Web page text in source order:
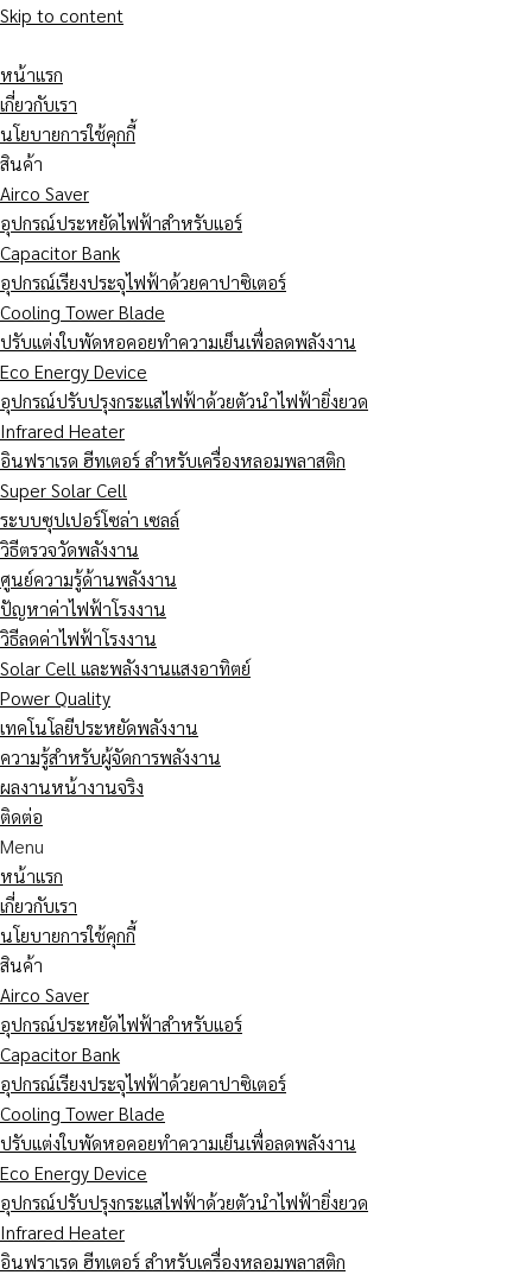
Skip to content
หน้าแรก
เกี่ยวกับเรา
นโยบายการใช้คุกกี้
สินค้า
Airco Saver
อุปกรณ์ประหยัดไฟฟ้าสำหรับแอร์
Capacitor Bank
อุปกรณ์เรียงประจุไฟฟ้าด้วยคาปาซิเตอร์
Cooling Tower Blade
ปรับแต่งใบพัดหอคอยทำความเย็นเพื่อลดพลังงาน
Eco Energy Device
อุปกรณ์ปรับปรุงกระแสไฟฟ้าด้วยตัวนำไฟฟ้ายิ่งยวด
Infrared Heater
อินฟราเรด ฮีทเตอร์ สำหรับเครื่องหลอมพลาสติก
Super Solar Cell
ระบบซุปเปอร์โซล่า เซลล์
วิธีตรวจวัดพลังงาน
ศูนย์ความรู้ด้านพลังงาน
ปัญหาค่าไฟฟ้าโรงงาน
วิธีลดค่าไฟฟ้าโรงงาน
Solar Cell และพลังงานแสงอาทิตย์
Power Quality
เทคโนโลยีประหยัดพลังงาน
ความรู้สำหรับผู้จัดการพลังงาน
ผลงานหน้างานจริง
ติดต่อ
Menu
หน้าแรก
เกี่ยวกับเรา
นโยบายการใช้คุกกี้
สินค้า
Airco Saver
อุปกรณ์ประหยัดไฟฟ้าสำหรับแอร์
Capacitor Bank
อุปกรณ์เรียงประจุไฟฟ้าด้วยคาปาซิเตอร์
Cooling Tower Blade
ปรับแต่งใบพัดหอคอยทำความเย็นเพื่อลดพลังงาน
Eco Energy Device
อุปกรณ์ปรับปรุงกระแสไฟฟ้าด้วยตัวนำไฟฟ้ายิ่งยวด
Infrared Heater
อินฟราเรด ฮีทเตอร์ สำหรับเครื่องหลอมพลาสติก